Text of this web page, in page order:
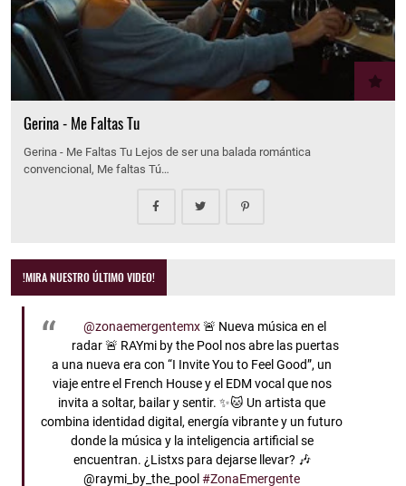
Gerina - Me Faltas Tu
Gerina - Me Faltas Tu Lejos de ser una balada romántica
convencional, Me faltas Tú…
!MIRA NUESTRO ÚLTIMO VIDEO!
@zonaemergentemx🚨 Nueva música en el
radar 🚨 RAYmi by the Pool nos abre las puertas
a una nueva era con “I Invite You to Feel Good”, un
viaje entre el French House y el EDM vocal que nos
invita a soltar, bailar y sentir. ✨🐱 Un artista que
combina identidad digital, energía vibrante y un futuro
donde la música y la inteligencia artificial se
encuentran. ¿Listxs para dejarse llevar? 🎶
@raymi_by_the_pool#ZonaEmergente